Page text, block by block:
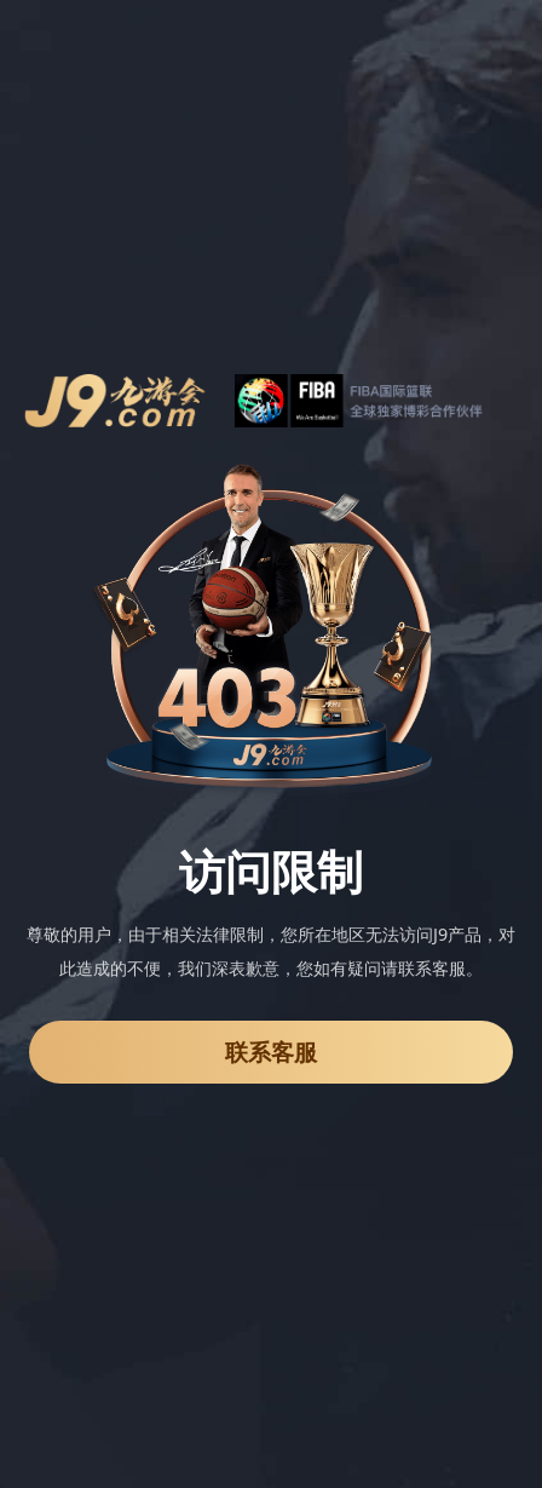
访问限制
尊敬的用户，由于相关法律限制，您所在地区无法访问J9产品，对
此造成的不便，我们深表歉意，您如有疑问请联系客服。
联系客服